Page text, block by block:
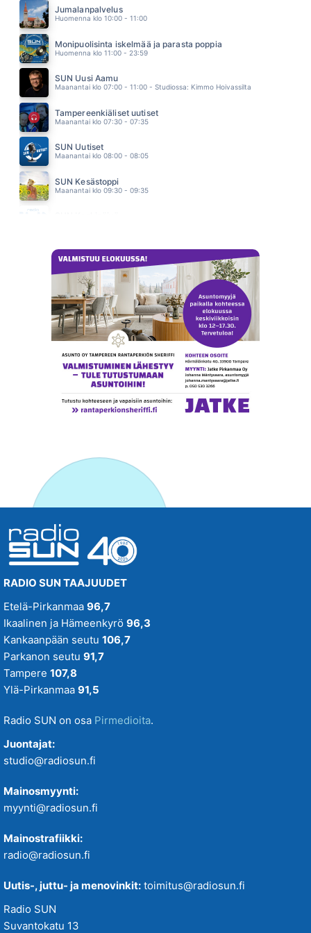
VIIVI
11.39
LAURA VOUTILAINEN
11.34
Jumalanpalvelus
Huomenna klo 10:00 - 11:00
Monipuolisinta iskelmää ja parasta poppia
Huomenna klo 11:00 - 23:59
SUN Uusi Aamu
Maanantai klo 07:00 - 11:00 - Studiossa: Kimmo Hoivassilta
Tampereenkiäliset uutiset
Maanantai klo 07:30 - 07:35
SUN Uutiset
Maanantai klo 08:00 - 08:05
SUN Kesästoppi
Maanantai klo 09:30 - 09:35
RADIO SUN TAAJUUDET
Etelä-Pirkanmaa 96,7
Ikaalinen ja Hämeenkyrö 96,3
Kankaanpään seutu 106,7
Parkanon seutu 91,7
Tampere 107,8
Ylä-Pirkanmaa 91,5
Radio SUN on osa Pirmedioita.
Juontajat:
studio@radiosun.fi
Mainosmyynti:
myynti@radiosun.fi
Mainostrafiikki:
radio@radiosun.fi
Uutis-, juttu- ja menovinkit: toimitus@radiosun.fi
Radio SUN
Suvantokatu 13